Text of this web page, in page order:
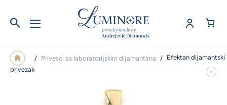
/ Privesci sa laboratorijskim dijamantima / Efektan dijamantski
privezak